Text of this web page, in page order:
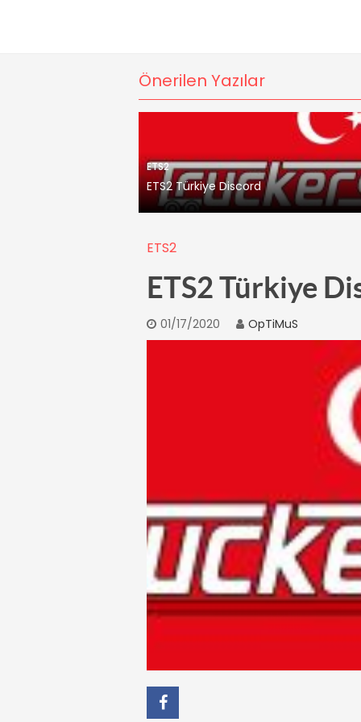
Önerilen Yazılar
ETS2
ETS2 Türkiye Discord
ETS2
ETS2 Türkiye
01/17/2020 OpTiMuS